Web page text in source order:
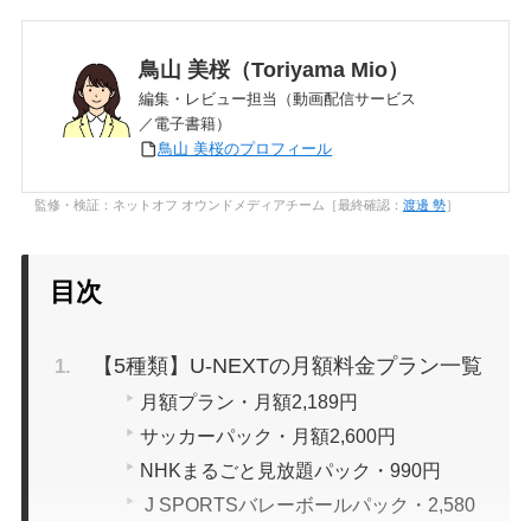
アカウント共有
作品の充実度
サービスの使いやすさ
鳥山 美桜（Toriyama Mio）
編集・レビュー担当（動画配信サービス
／電子書籍）
鳥山 美桜のプロフィール
監修・検証：ネットオフ オウンドメディアチーム［最終確認： 渡邊 勢］
目次
【5種類】U-NEXTの月額料金プラン一覧
月額プラン・月額2,189円
サッカーパック・月額2,600円
NHKまるごと見放題パック・990円
J SPORTSバレーボールパック・2,580